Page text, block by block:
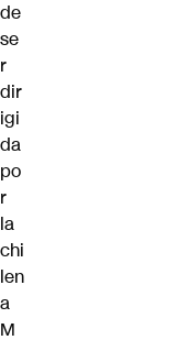
de
se
r
dir
igi
da
po
r
la
chi
len
a
M